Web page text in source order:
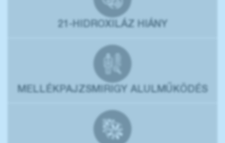
21-HIDROXILÁZ HIÁNY
MELLÉKPAJZSMIRIGY ALULMŰKÖDÉS